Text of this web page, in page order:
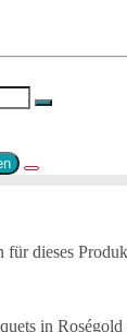
für dieses
in Roségold